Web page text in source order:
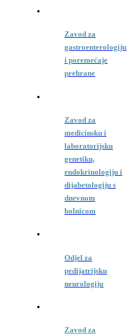
Zavod za
gastroenterologiju
i poremećaje
prehrane
Zavod za
medicinsku i
laboratorijsku
genetiku,
endokrinologiju i
dijabetologiju s
dnevnom
bolnicom
Odjel za
pedijatrijsku
neurologiju
Zavod za